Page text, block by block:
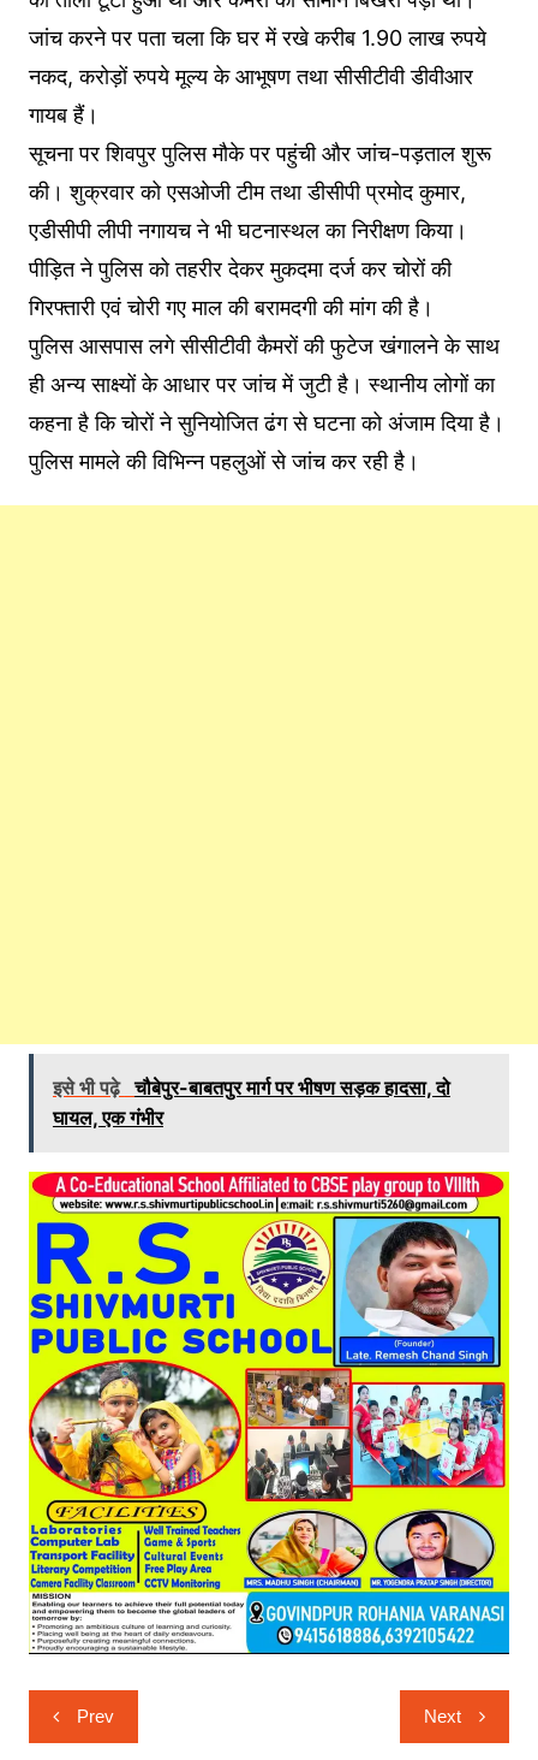
जांच करने पर पता चला कि घर में रखे करीब 1.90 लाख रुपये
नकद, करोड़ों रुपये मूल्य के आभूषण तथा सीसीटीवी डीवीआर
गायब हैं।
सूचना पर शिवपुर पुलिस मौके पर पहुंची और जांच-पड़ताल शुरू
की। शुक्रवार को एसओजी टीम तथा डीसीपी प्रमोद कुमार,
एडीसीपी लीपी नगायच ने भी घटनास्थल का निरीक्षण किया।
पीड़ित ने पुलिस को तहरीर देकर मुकदमा दर्ज कर चोरों की
गिरफ्तारी एवं चोरी गए माल की बरामदगी की मांग की है।
पुलिस आसपास लगे सीसीटीवी कैमरों की फुटेज खंगालने के साथ
ही अन्य साक्ष्यों के आधार पर जांच में जुटी है। स्थानीय लोगों का
कहना है कि चोरों ने सुनियोजित ढंग से घटना को अंजाम दिया है।
पुलिस मामले की विभिन्न पहलुओं से जांच कर रही है।
इसे भी पढ़े चौबेपुर-बाबतपुर मार्ग पर भीषण सड़क हादसा, दो
घायल, एक गंभीर
Post
navigation
Prev Next